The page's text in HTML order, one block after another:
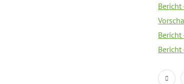
Bericht
Bericht
Bericht